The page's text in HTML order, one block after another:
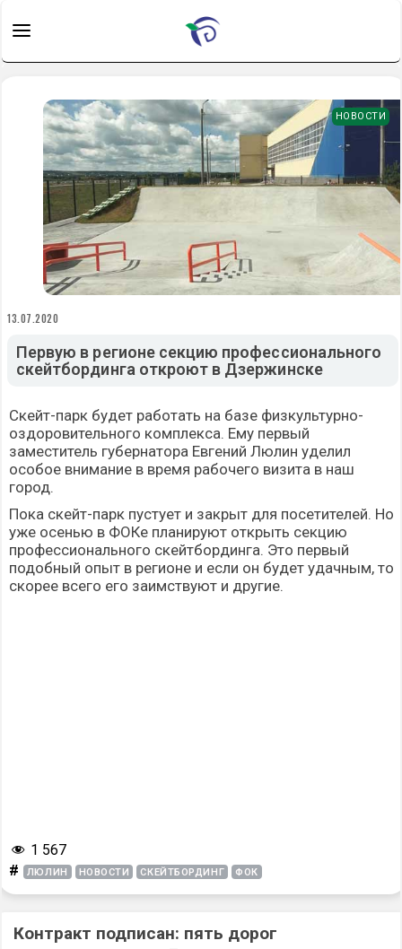
НОВОСТИ
13.07.2020
Первую в регионе секцию профессионального
скейтбординга откроют в Дзержинске
Скейт-парк будет работать на базе физкультурно-
оздоровительного комплекса. Ему первый
заместитель губернатора Евгений Люлин уделил
особое внимание в время рабочего визита в наш
город.
Пока скейт-парк пустует и закрыт для посетителей. Но
уже осенью в ФОКе планируют открыть секцию
профессионального скейтбординга. Это первый
подобный опыт в регионе и если он будет удачным, то
скорее всего его заимствуют и другие.
1 567
# ЛЮЛИН НОВОСТИ СКЕЙТБОРДИНГ ФОК
Контракт подписан: пять дорог